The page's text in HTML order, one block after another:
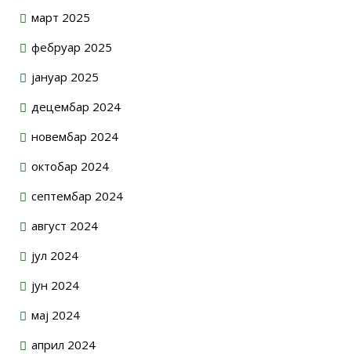
март 2025
фебруар 2025
јануар 2025
децембар 2024
новембар 2024
октобар 2024
септембар 2024
август 2024
јул 2024
јун 2024
мај 2024
април 2024